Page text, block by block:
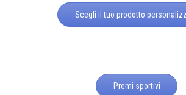
Scegli il tuo prodotto
Premi sportivi